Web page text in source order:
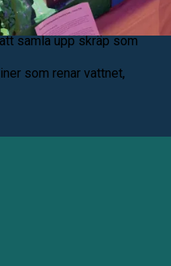
plockar till och med upp
säger Dolores. Även
samla upp skräp som
som renar vattnet,